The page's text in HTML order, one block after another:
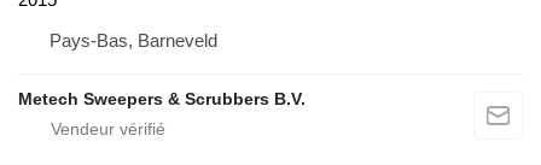
Pays-Bas, Barneveld
Metech Sweepers & Scrubbers B.V.